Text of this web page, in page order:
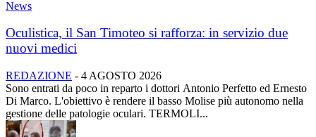
News
Oculistica, il San Timoteo si rafforza: in servizio due
nuovi medici
REDAZIONE - 4 AGOSTO 2026
Sono entrati da poco in reparto i dottori Antonio Perfetto ed Ernesto
Di Marco. L'obiettivo è rendere il basso Molise più autonomo nella
gestione delle patologie oculari. TERMOLI...